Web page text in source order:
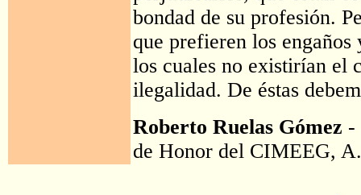
bondad de su profesión.
que prefieren los
los cuales no existirían el
ilegalidad. De éstas
Roberto Ruelas Gómez -
de Honor del CIMEEG,